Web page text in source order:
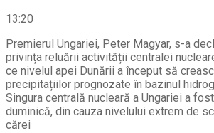
13:20
Premierul Ungariei, Peter Magyar, s-a
privința reluării activității centralei
ce nivelul apei Dunării a început să
precipitațiilor prognozate în bazinul
Singura centrală nucleară a Ungariei a
duminică, din cauza nivelului extrem de
cărei